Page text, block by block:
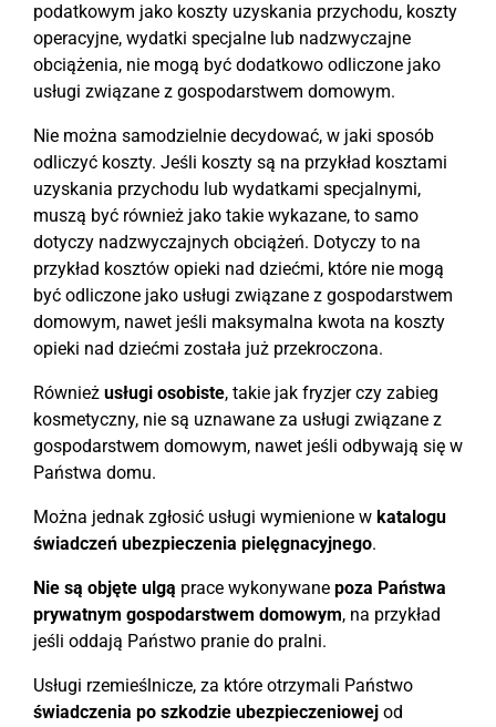
podatkowym jako koszty uzyskania przychodu, koszty
operacyjne, wydatki specjalne lub nadzwyczajne
obciążenia, nie mogą być dodatkowo odliczone jako
usługi związane z gospodarstwem domowym.
Nie można samodzielnie decydować, w jaki sposób
odliczyć koszty. Jeśli koszty są na przykład kosztami
uzyskania przychodu lub wydatkami specjalnymi,
muszą być również jako takie wykazane, to samo
dotyczy nadzwyczajnych obciążeń. Dotyczy to na
przykład kosztów opieki nad dziećmi, które nie mogą
być odliczone jako usługi związane z gospodarstwem
domowym, nawet jeśli maksymalna kwota na koszty
opieki nad dziećmi została już przekroczona.
Również usługi osobiste, takie jak fryzjer czy zabieg
kosmetyczny, nie są uznawane za usługi związane z
gospodarstwem domowym, nawet jeśli odbywają się w
Państwa domu.
Można jednak zgłosić usługi wymienione w katalogu
świadczeń ubezpieczenia pielęgnacyjnego.
Nie są objęte ulgą prace wykonywane poza Państwa
prywatnym gospodarstwem domowym, na przykład
jeśli oddają Państwo pranie do pralni.
Usługi rzemieślnicze, za które otrzymali Państwo
świadczenia po szkodzie ubezpieczeniowej od